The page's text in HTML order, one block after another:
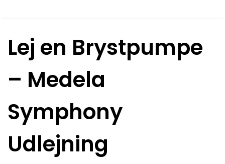
Lej en Brystpumpe
– Medela
Symphony
Udlejning